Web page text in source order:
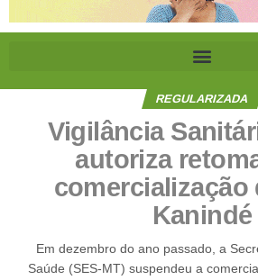
REGULARIZADA
Vigilância
autoriza
comercialização
Kanindé
Em dezembro do ano passado, a
Saúde (SES-MT) suspendeu a